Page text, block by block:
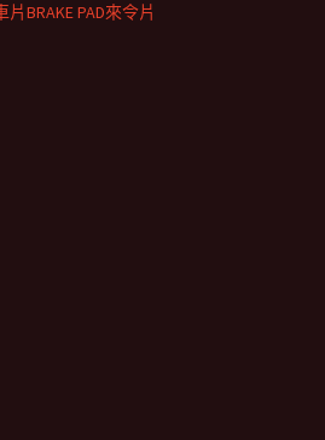
片BRAKE PAD來令片